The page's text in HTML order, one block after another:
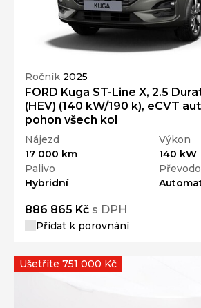
Ročník 2025
FORD Kuga ST-Line X, 2.5
(HEV) (140 kW/190 k), eCVT
pohon všech kol
Nájezd
17 000 km
Výkon
140 kW
Palivo
Hybridní
886 865 Kč s DPH
Přidat k porovnání
Ušetříte 751 000 Kč